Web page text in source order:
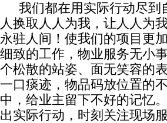
我们都在用实际行动尽到
人换取人人为我，让人人为
永驻人间！使我们的项目更
细致的工作，物业服务无小
个松散的站姿、面无笑容的
一口痰迹，物品码放位置的
中，给业主留下不好的记忆
出实际行动，时刻关注现场